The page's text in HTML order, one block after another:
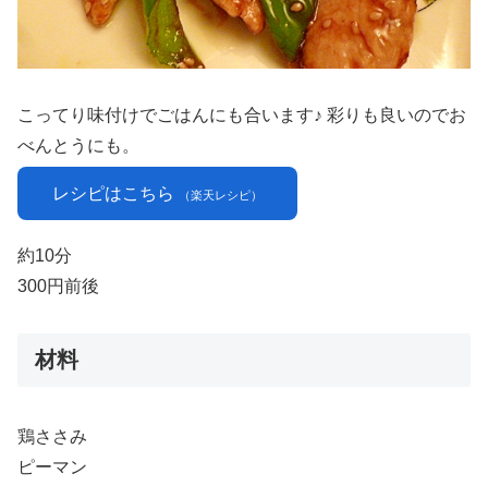
こってり味付けでごはんにも合います♪ 彩りも良いのでお
べんとうにも。
レシピはこちら （楽天レシピ）
約10分
300円前後
材料
鶏ささみ
ピーマン